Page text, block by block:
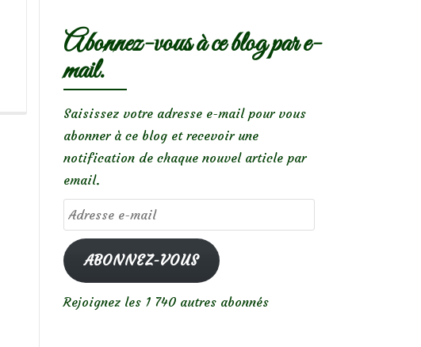
Abonnez-vous à ce blog par e-
mail.
Saisissez votre adresse e-mail pour vous
abonner à ce blog et recevoir une
notification de chaque nouvel article par
email.
Adresse
e-
mailABONNEZ-VOUS
Rejoignez les 1 740 autres abonnés